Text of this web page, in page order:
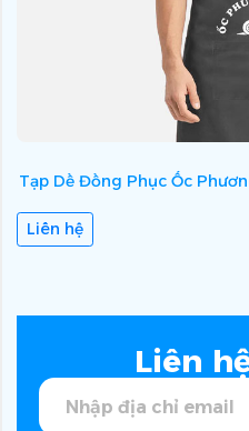
Tạp Dề Đồng Phục Ốc
Liên hệ
Liên